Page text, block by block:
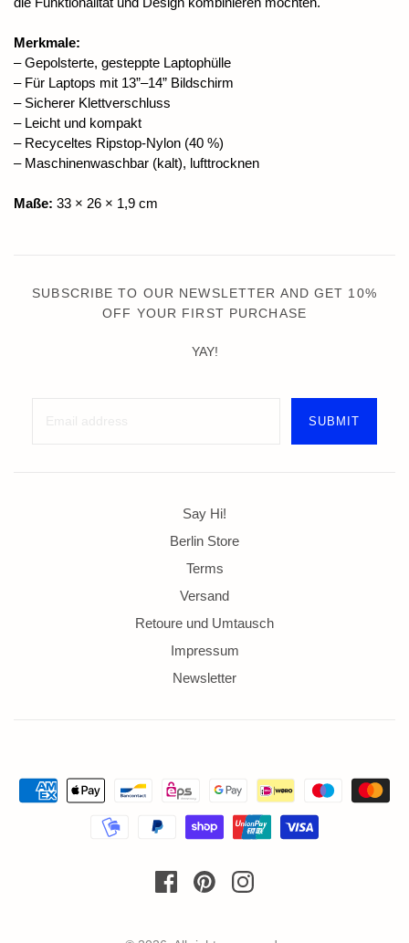
Merkmale:
– Gepolsterte, gesteppte Laptophülle
– Für Laptops mit 13”–14” Bildschirm
– Sicherer Klettverschluss
– Leicht und kompakt
– Recyceltes Ripstop-Nylon (40 %)
– Maschinenwaschbar (kalt), lufttrocknen
Maße: 33 × 26 × 1,9 cm
SUBSCRIBE TO OUR NEWSLETTER AND GET 10%
OFF YOUR FIRST PURCHASE
YAY!
Say Hi!
Berlin Store
Terms
Versand
Retoure und Umtausch
Impressum
Newsletter